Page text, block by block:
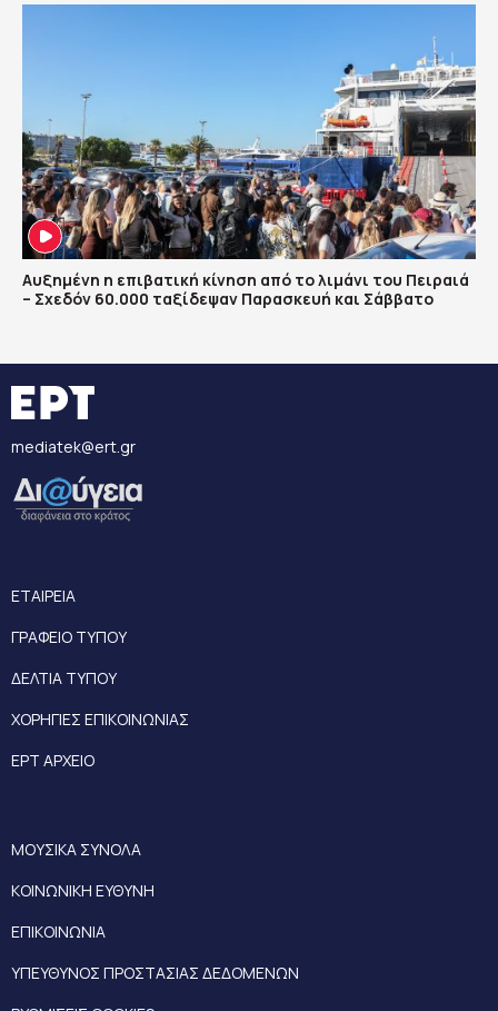
Αυξημένη η επιβατική κίνηση από το λιμάνι του Πειραιά
– Σχεδόν 60.000 ταξίδεψαν Παρασκευή και Σάββατο
mediatek@ert.gr
ΕΤΑΙΡΕΙΑ
ΓΡΑΦΕΙΟ ΤΥΠΟΥ
ΔΕΛΤΙΑ ΤΥΠΟΥ
ΧΟΡΗΓΙΕΣ ΕΠΙΚΟΙΝΩΝΙΑΣ
ΕΡΤ ΑΡΧΕΙΟ
ΜΟΥΣΙΚΑ ΣΥΝΟΛΑ
ΚΟΙΝΩΝΙΚΗ ΕΥΘΥΝΗ
ΕΠΙΚΟΙΝΩΝΙΑ
ΥΠΕΥΘΥΝΟΣ ΠΡΟΣΤΑΣΙΑΣ ΔΕΔΟΜΕΝΩΝ